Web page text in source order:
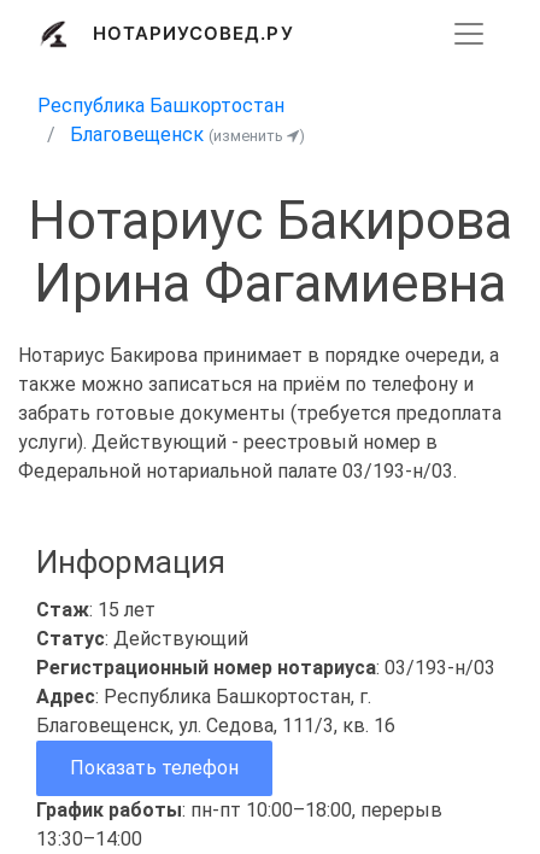
НОТАРИУСОВЕД.РУ
Республика Башкортостан
Благовещенск (изменить )
Нотариус Бакирова
Ирина Фагамиевна
Нотариус Бакирова принимает в порядке очереди, а
также можно записаться на приём по телефону и
забрать готовые документы (требуется предоплата
услуги). Действующий - реестровый номер в
Федеральной нотариальной палате 03/193-н/03.
Информация
Стаж: 15 лет
Статус: Действующий
Регистрационный номер нотариуса: 03/193-н/03
Адрес: Республика Башкортостан, г.
Благовещенск, ул. Седова, 111/3, кв. 16
Показать телефон
График работы: пн-пт 10:00–18:00, перерыв
13:30–14:00